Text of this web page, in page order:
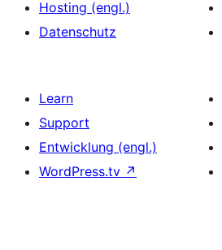
Hosting (engl.)
Datenschutz
Learn
Support
Entwicklung (engl.)
WordPress.tv ↗